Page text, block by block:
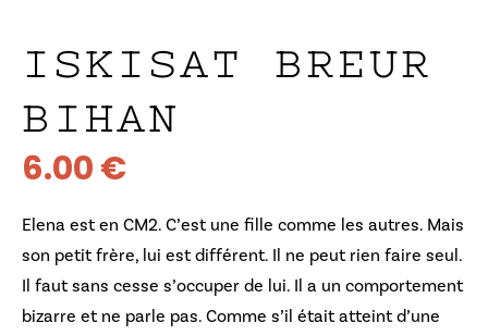
ISKISAT BREUR
BIHAN
6.00€
Elena est en CM2. C’est une fille comme les autres. Mais
son petit frère, lui est différent. Il ne peut rien faire seul.
Il faut sans cesse s’occuper de lui. Il a un comportement
bizarre et ne parle pas. Comme s’il était atteint d’une